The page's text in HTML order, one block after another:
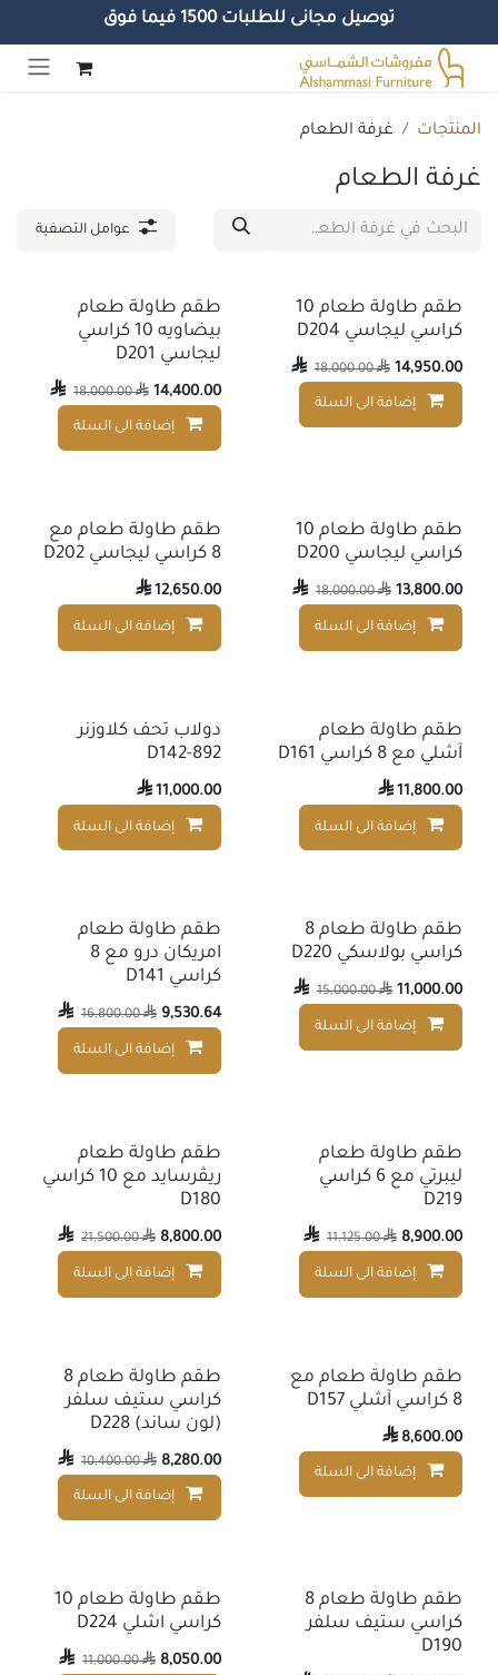
توصيل مجانى للطلبات 1500 فيما فوق
تخطي للذهاب إلى المحتوى
المنتجات غرفة الطعام
غرفة الطعام
عوامل التصفية
طقم طاولة طعام 10
كراسي ليجاسي D204
14,950.00
18,000.00
إضافة الى السلة إضافة إلى قائمة الأمنيات
طقم طاولة طعام
بيضاويه 10 كراسي
ليجاسي D201
14,400.00

18,000.00
إضافة الى السلة
طقم طاولة طعام 10
كراسي ليجاسي D200
13,800.00
18,000.00
إضافة الى السلة إضافة إلى قائمة الأمنيات
طقم طاولة طعام مع
8 كراسي ليجاسي D202
12,650.00

إضافة الى السلة
طقم طاولة طعام
آشلي مع 8 كراسي D161
11,800.00

إضافة الى السلة إضافة إلى قائمة الأمنيات
دولاب تحف كلاوزنر
D142-892
11,000.00

إضافة الى السلة
طقم طاولة طعام 8
كراسي بولاسكي D220
11,000.00
15,000.00
إضافة الى السلة إضافة إلى قائمة الأمنيات
طقم طاولة طعام
امريكان درو مع 8
كراسي D141
9,530.64
16,800.00
إضافة الى السلة
طقم طاولة طعام
ليبرتي مع 6 كراسي
D219
8,900.00
11,125.00
إضافة الى السلة إضافة إلى قائمة الأمنيات
طقم طاولة طعام
ريڤرسايد مع 10 كراسي
D180
8,800.00
21,500.00
إضافة الى السلة
طقم طاولة طعام مع
8 كراسي آشلي D157
8,600.00

إضافة الى السلة إضافة إلى قائمة الأمنيات
طقم طاولة طعام 8
كراسي ستيف سلفر
(لون ساند) D228
8,280.00
10,400.00
إضافة الى السلة
طقم طاولة طعام 8
كراسي ستيف سلفر
D190
طقم طاولة طعام 10
كراسي اشلي D224
8,050.00
11,000.00